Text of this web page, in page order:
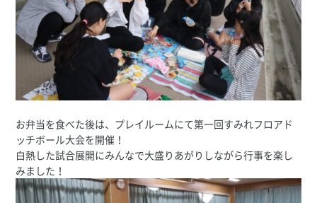
お弁当を食べた後は、プレイルームにて第一回すみれフロアド
ッチボール大会を開催！
白熱した試合展開にみんなで大盛りあがりしながら行事を楽し
みました！